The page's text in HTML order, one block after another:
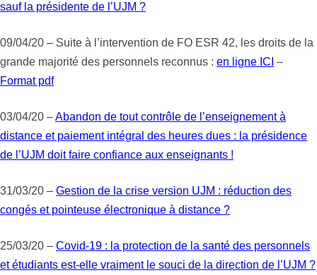
sauf la présidente de l’UJM ?
09/04/20 – Suite à l’intervention de FO ESR 42, les droits de la
grande majorité des personnels reconnus : en ligne ICI –
Format pdf
03/04/20 –Abandon de tout contrôle de l’enseignement à
distance et paiement intégral des heures dues : la présidence
de l’UJM doit faire confiance aux enseignants !
31/03/20 – Gestion de la crise version UJM : réduction des
congés et pointeuse électronique à distance ?
25/03/20 – Covid-19 : la protection de la santé des personnels
et étudiants est-elle vraiment le souci de la direction de l’UJM ?